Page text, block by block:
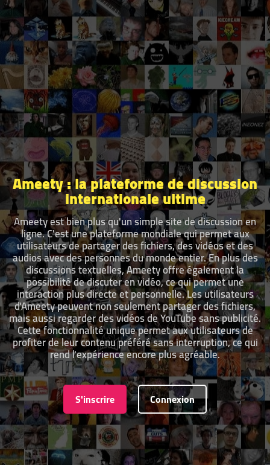
Ameety : la plateforme de discussion
internationale ultime
Ameety est bien plus qu'un simple site de discussion en
ligne. C'est une plateforme mondiale qui permet aux
utilisateurs de partager des fichiers, des vidéos et des
audios avec des personnes du monde entier. En plus des
discussions textuelles, Ameety offre également la
possibilité de discuter en vidéo, ce qui permet une
interaction plus directe et personnelle. Les utilisateurs
d'Ameety peuvent non seulement partager des fichiers,
mais aussi regarder des vidéos de YouTube sans publicité.
Cette fonctionnalité unique permet aux utilisateurs de
profiter de leur contenu préféré sans interruption, ce qui
rend l'expérience encore plus agréable.
S'inscrire Connexion